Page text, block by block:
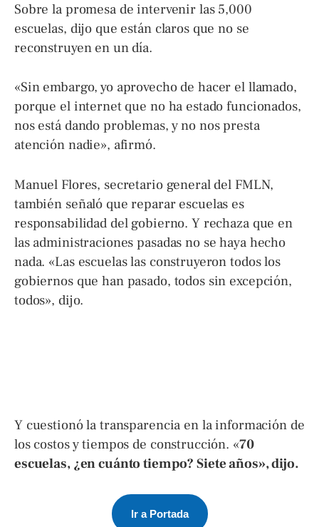
Sobre la promesa de intervenir las 5,000
escuelas, dijo que están claros que no se
reconstruyen en un día.
«Sin embargo, yo aprovecho de hacer el llamado,
porque el internet que no ha estado funcionados,
nos está dando problemas, y no nos presta
atención nadie», afirmó.
Manuel Flores, secretario general del FMLN,
también señaló que reparar escuelas es
responsabilidad del gobierno. Y rechaza que en
las administraciones pasadas no se haya hecho
nada. «Las escuelas las construyeron todos los
gobiernos que han pasado, todos sin excepción,
todos», dijo.
Y cuestionó la transparencia en la información de
los costos y tiempos de construcción. «70
escuelas, ¿en cuánto tiempo? Siete años», dijo.
Ir a Portada